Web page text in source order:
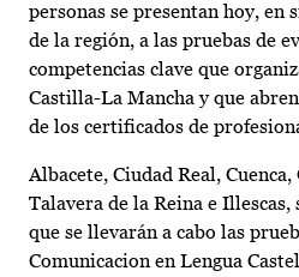
personas se presentan hoy, en
de la región, a las pruebas de
competencias clave que
Castilla-La Mancha y que
de los certificados de
Albacete, Ciudad Real,
Talavera de la Reina e Illescas,
que se llevarán a cabo las
Comunicacion en Lengua